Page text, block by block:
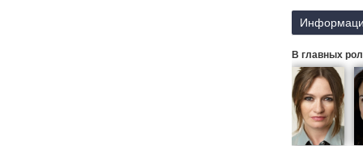
В главных